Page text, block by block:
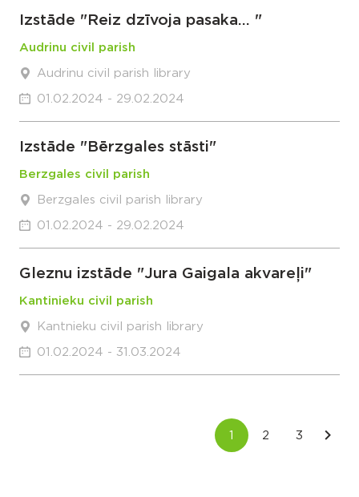
Izstāde "Reiz dzīvoja pasaka... "
Audrinu civil parish
Audrinu civil parish library
01.02.2024 - 29.02.2024
Izstāde "Bērzgales stāsti"
Berzgales civil parish
Berzgales civil parish library
01.02.2024 - 29.02.2024
Gleznu izstāde "Jura Gaigala akvareļi"
Kantinieku civil parish
Kantnieku civil parish library
01.02.2024 - 31.03.2024